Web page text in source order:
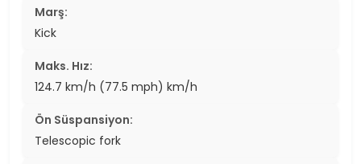
Marş:
Kick
Maks. Hız:
124.7 km/h (77.5 mph) km/h
Ön Süspansiyon:
Telescopic fork